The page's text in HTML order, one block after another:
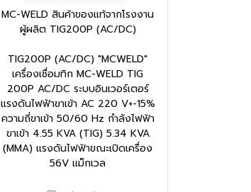
MC-WELD สินค้าของแท้จากโรงงาน
ผู้ผลิต TIG200P (AC/DC)
TIG200P (AC/DC) "MCWELD"
เครื่องเชื่อมทิก MC-WELD TIG
200P AC/DC ระบบอินเวอร์เตอร์
แรงดันไฟฟ้าขาเข้า AC 220 V+-15%
ความถี่ขาเข้า 50/60 Hz กำลังไฟฟ้า
ขาเข้า 4.55 KVA (TIG) 5.34 KVA
(MMA) แรงดันไฟฟ้าขณะเปิดเครื่อง
56V แม็กเวล